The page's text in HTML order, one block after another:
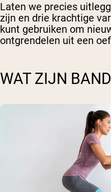
Laten we precies
zijn en drie krachtige
kunt gebruiken om
ontgrendelen uit een
WAT ZIJN